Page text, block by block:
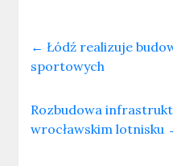
← Łódź realizuje
sportowych
Rozbudowa
wrocławskim lotnisku